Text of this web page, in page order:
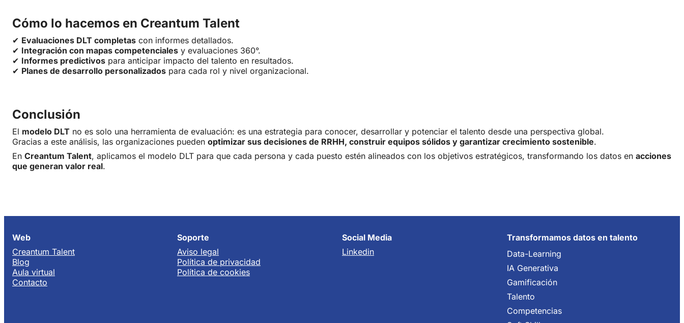
Cómo lo hacemos en Creantum Talent
✔ Evaluaciones DLT completas con informes detallados.
✔ Integración con mapas competenciales y evaluaciones 360°.
✔ Informes predictivos para anticipar impacto del talento en resultados.
✔ Planes de desarrollo personalizados para cada rol y nivel organizacional.
Conclusión
El modelo DLT no es solo una herramienta de evaluación: es una estrategia para conocer, desarrollar y potenciar el talento desde una perspectiva global.
Gracias a este análisis, las organizaciones pueden optimizar sus decisiones de RRHH, construir equipos sólidos y garantizar crecimiento sostenible.
En Creantum Talent, aplicamos el modelo DLT para que cada persona y cada puesto estén alineados con los objetivos estratégicos, transformando los datos en acciones
que generan valor real.
Web
Creantum Talent
Blog
Aula virtual
Contacto
Soporte
Aviso legal
Política de privacidad
Política de cookies
Social Media
Linkedin
Transformamos datos en talento
Data-Learning
IA Generativa
Gamificación
Talento
Competencias